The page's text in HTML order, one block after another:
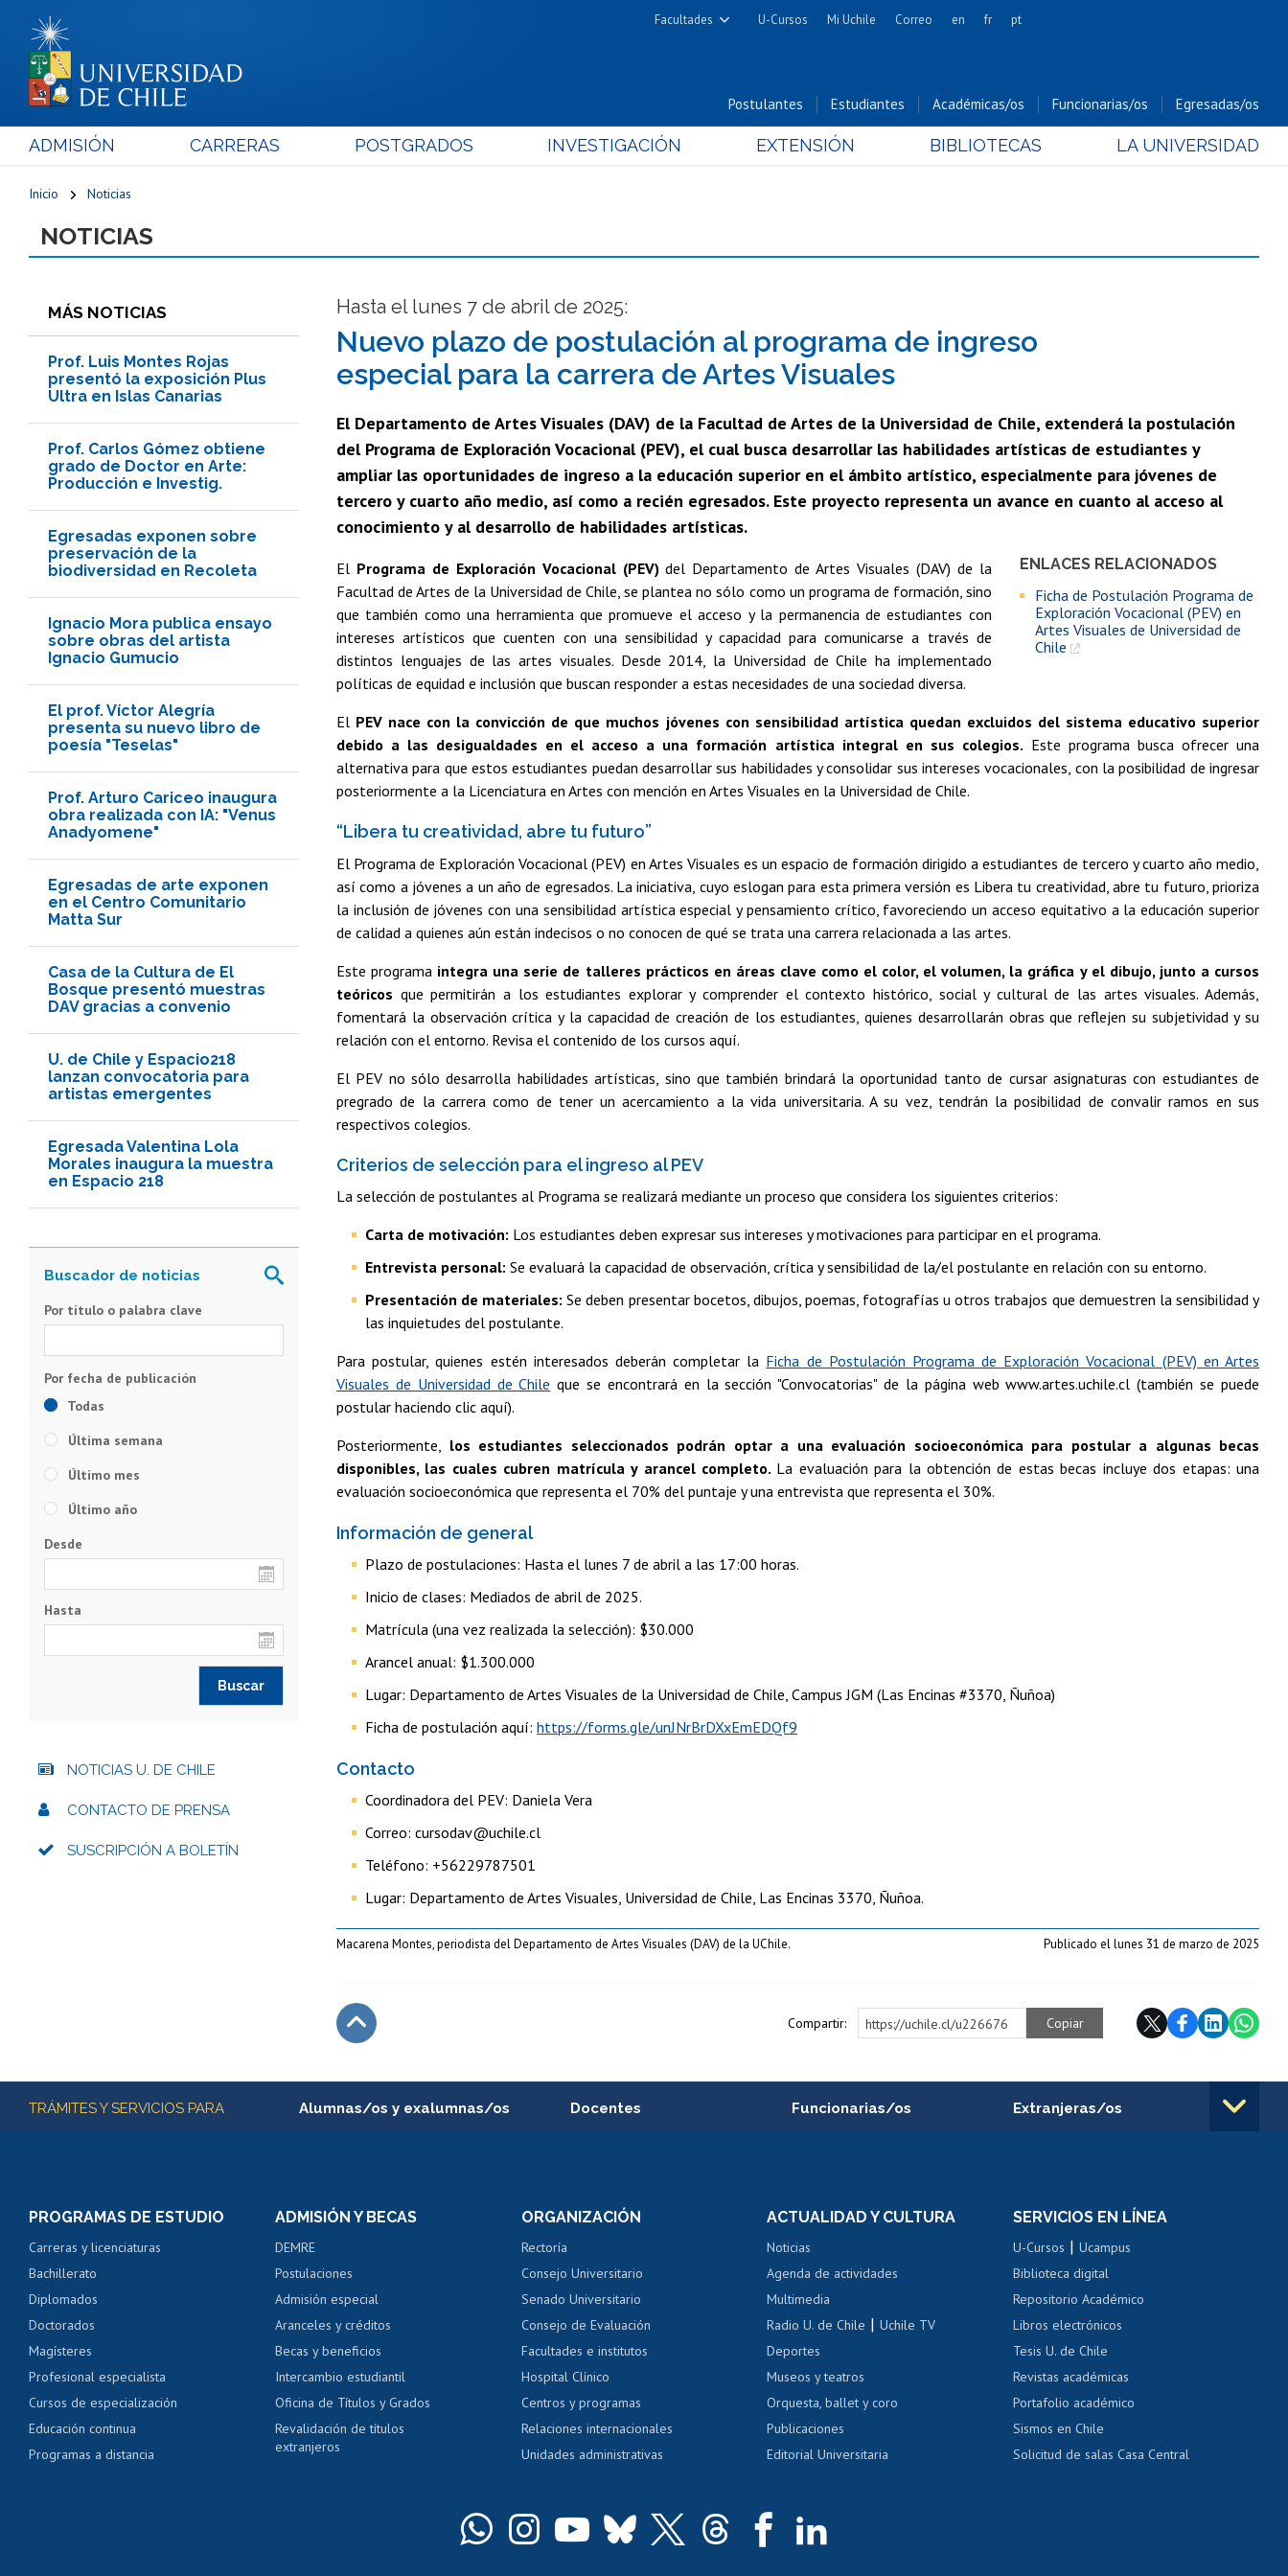
Facultades
Cs. Físicas y Matemáticas
Cs. Forestales y Conservación
Cs. Químicas y Farmacéuticas
Cs. Sociales
Nutrición y Tecnología de
Alimentos
Hospital Clínico
U-Cursos Mi Uchile Correo en fr pt
Postulantes Estudiantes Académicas/os Funcionarias/os Egresadas/os
ADMISIÓN CARRERAS POSTGRADOS INVESTIGACIÓN EXTENSIÓN BIBLIOTECAS LA UNIVERSIDAD
Inicio Noticias
NOTICIAS
MÁS NOTICIAS
Prof. Luis Montes Rojas
presentó la exposición Plus
Ultra en Islas Canarias
Prof. Carlos Gómez obtiene
grado de Doctor en Arte:
Producción e Investig.
Egresadas exponen sobre
preservación de la
biodiversidad en Recoleta
Ignacio Mora publica ensayo
sobre obras del artista
Ignacio Gumucio
El prof. Víctor Alegría
presenta su nuevo libro de
poesía "Teselas"
Prof. Arturo Cariceo inaugura
obra realizada con IA: "Venus
Anadyomene"
Egresadas de arte exponen
en el Centro Comunitario
Matta Sur
Casa de la Cultura de El
Bosque presentó muestras
DAV gracias a convenio
U. de Chile y Espacio218
lanzan convocatoria para
artistas emergentes
Egresada Valentina Lola
Morales inaugura la muestra
en Espacio 218
Hasta el lunes 7 de abril de 2025:
Nuevo plazo de postulación al programa de ingreso
especial para la carrera de Artes Visuales
El Departamento de Artes Visuales (DAV) de la Facultad de Artes de la Universidad de Chile, extenderá la postulación
del Programa de Exploración Vocacional (PEV), el cual busca desarrollar las habilidades artísticas de estudiantes y
ampliar las oportunidades de ingreso a la educación superior en el ámbito artístico, especialmente para jóvenes de
tercero y cuarto año medio, así como a recién egresados. Este proyecto representa un avance en cuanto al acceso al
conocimiento y al desarrollo de habilidades artísticas.
ENLACES RELACIONADOS
Ficha de Postulación Programa de
Exploración Vocacional (PEV) en
Artes Visuales de Universidad de
Chile
El Programa de Exploración Vocacional (PEV)del Departamento de Artes Visuales (DAV) de la
Facultad de Artes de la Universidad de Chile, se plantea no sólo como un programa de formación, sino
que también como una herramienta que promueve el acceso y la permanencia de estudiantes con
intereses artísticos que cuenten con una sensibilidad y capacidad para comunicarse a través de
distintos lenguajes de las artes visuales. Desde 2014, la Universidad de Chile ha implementado
políticas de equidad e inclusión que buscan responder a estas necesidades de una sociedad diversa.
El PEV nace con la convicción de que muchos jóvenes con sensibilidad artística quedan excluidos del sistema educativo superior
debido a las desigualdades en el acceso a una formación artística integral en sus colegios. Este programa busca ofrecer una
alternativa para que estos estudiantes puedan desarrollar sus habilidades y consolidar sus intereses vocacionales, con la posibilidad de ingresar
posteriormente a la Licenciatura en Artes con mención en Artes Visuales en la Universidad de Chile.
“Libera tu creatividad, abre tu futuro”
El Programa de Exploración Vocacional (PEV) en Artes Visuales es un espacio de formación dirigido a estudiantes de tercero y cuarto año medio,
así como a jóvenes a un año de egresados. La iniciativa, cuyo eslogan para esta primera versión es Libera tu creatividad, abre tu futuro, prioriza
la inclusión de jóvenes con una sensibilidad artística especial y pensamiento crítico, favoreciendo un acceso equitativo a la educación superior
de calidad a quienes aún están indecisos o no conocen de qué se trata una carrera relacionada a las artes.
Este programa integra una serie de talleres prácticos en áreas clave como el color, el volumen, la gráfica y el dibujo, junto a cursos
teóricos que permitirán a los estudiantes explorar y comprender el contexto histórico, social y cultural de las artes visuales. Además,
fomentará la observación crítica y la capacidad de creación de los estudiantes, quienes desarrollarán obras que reflejen su subjetividad y su
relación con el entorno. Revisa el contenido de los cursos aquí.
El PEV no sólo desarrolla habilidades artísticas, sino que también brindará la oportunidad tanto de cursar asignaturas con estudiantes de
pregrado de la carrera como de tener un acercamiento a la vida universitaria. A su vez, tendrán la posibilidad de convalir ramos en sus
respectivos colegios.
Criterios de selección para el ingreso al PEV
La selección de postulantes al Programa se realizará mediante un proceso que considera los siguientes criterios:
Carta de motivación: Los estudiantes deben expresar sus intereses y motivaciones para participar en el programa.
Entrevista personal: Se evaluará la capacidad de observación, crítica y sensibilidad de la/el postulante en relación con su entorno.
Presentación de materiales:Se deben presentar bocetos, dibujos, poemas, fotografías u otros trabajos que demuestren la sensibilidad y
las inquietudes del postulante.
Para postular, quienes estén interesados deberán completar la Ficha de Postulación Programa de Exploración Vocacional (PEV) en Artes
Visuales de Universidad de Chile que se encontrará en la sección "Convocatorias" de la página web www.artes.uchile.cl (también se puede
postular haciendo clic aquí).
Posteriormente, los estudiantes seleccionados podrán optar a una evaluación socioeconómica para postular a algunas becas
disponibles, las cuales cubren matrícula y arancel completo. La evaluación para la obtención de estas becas incluye dos etapas: una
evaluación socioeconómica que representa el 70% del puntaje y una entrevista que representa el 30%.
Información de general
Plazo de postulaciones: Hasta el lunes 7 de abril a las 17:00 horas.
Inicio de clases: Mediados de abril de 2025.
Matrícula (una vez realizada la selección): $30.000
Arancel anual: $1.300.000
Lugar: Departamento de Artes Visuales de la Universidad de Chile, Campus JGM (Las Encinas #3370, Ñuñoa)
Ficha de postulación aquí: https://forms.gle/unJNrBrDXxEmEDQf9
Contacto
Coordinadora del PEV: Daniela Vera
Correo: cursodav@uchile.cl
Teléfono: +56229787501
Lugar: Departamento de Artes Visuales, Universidad de Chile, Las Encinas 3370, Ñuñoa.
Macarena Montes, periodista del Departamento de Artes Visuales (DAV) de la UChile. Publicado el lunes 31 de marzo de 2025
Compartir: https://uchile.cl/u226676 Copiar
Por título o palabra clave
Todas
Última semana
Último mes
Último año
Desde
Hasta
NOTICIAS U. DE CHILE
CONTACTO DE PRENSA
SUSCRIPCIÓN A BOLETÍN
Más información
TRÁMITES Y SERVICIOS PARA Alumnas/os y exalumnas/os
Consulta y certificado de notas
Servicio médico y dental
Pago de arancel y crédito alumnos
Pago de arancel y crédito exalumnos
Certificado de títulos y grados
Docentes
Perfeccionamiento
Evaluación docente
Calificación académica
Postulación al AUCAI
Funcionarias/os
Portal de movilidad interna
Certificado de renta
Certificado de renta
Gestión de correo uchile
Extranjeras/os
Movilidad Estudiantil
Cursos de español
Acoso laboral, sexual y violencia
PROGRAMAS DE ESTUDIO
Carreras y licenciaturas
Bachillerato
Diplomados
Doctorados
Magísteres
Profesional especialista
Cursos de especialización
Educación continua
Programas a distancia
ADMISIÓN Y BECAS
DEMRE
Postulaciones
Admisión especial
Aranceles y créditos
Becas y beneficios
Intercambio estudiantil
Oficina de Títulos y Grados
Revalidación de títulos
extranjeros
ORGANIZACIÓN
Rectoría
Consejo Universitario
Senado Universitario
Consejo de Evaluación
Facultades e institutos
Hospital Clínico
Centros y programas
Relaciones internacionales
Unidades administrativas
ACTUALIDAD Y CULTURA
Noticias
Agenda de actividades
Multimedia
Radio U. de Chile |Uchile TV
Deportes
Museos y teatros
Orquesta, ballet y coro
Publicaciones
Editorial Universitaria
SERVICIOS EN LÍNEA
U-Cursos |Ucampus
Biblioteca digital
Repositorio Académico
Libros electrónicos
Tesis U. de Chile
Revistas académicas
Portafolio académico
Sismos en Chile
Solicitud de salas Casa Central